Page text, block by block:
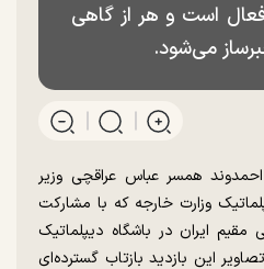
فعال است و هر از گاهی
می‌شود.
همسر عباس عراقچی وزیر
وزارت خارجه که با مشارکت
ایران در باشگاه دیپلماتیک
این بازدید بازتاب گسترده‌ای